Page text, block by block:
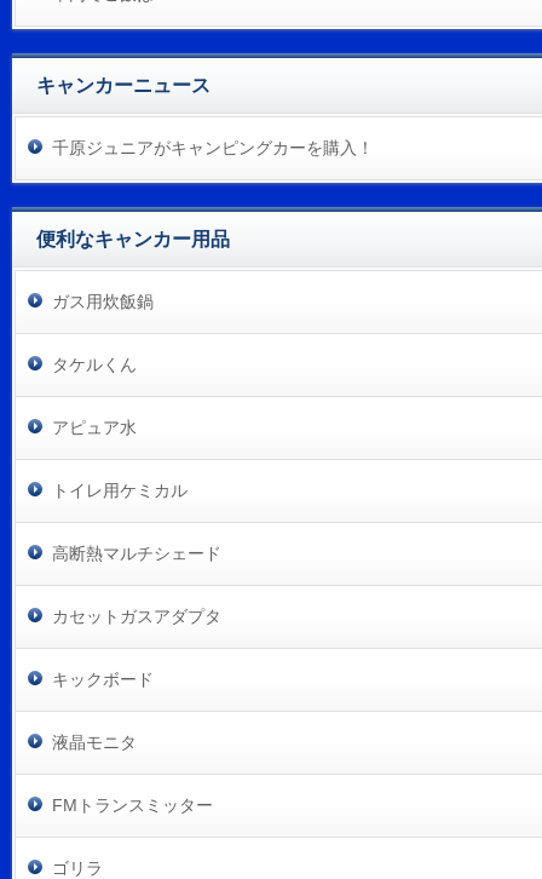
キャンカーニュース
千原ジュニアがキャンピングカーを購入！
便利なキャンカー用品
ガス用炊飯鍋
タケルくん
アピュア水
トイレ用ケミカル
高断熱マルチシェード
カセットガスアダプタ
キックボード
液晶モニタ
FMトランスミッター
ゴリラ